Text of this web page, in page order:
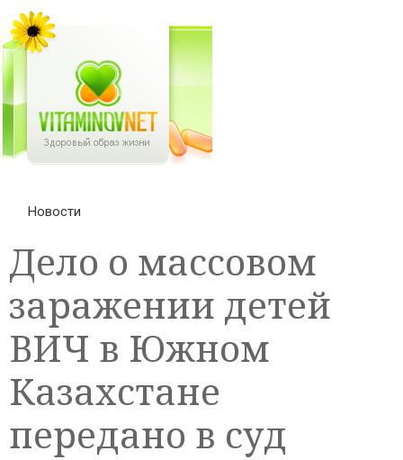
Новости
Дело о массовом
заражении детей
ВИЧ в Южном
Казахстане
передано в суд